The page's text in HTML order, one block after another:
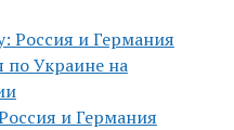
и Германия